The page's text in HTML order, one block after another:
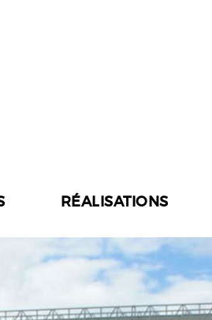
RÉALISATIONS